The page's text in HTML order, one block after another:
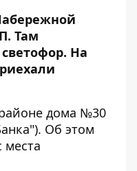
Там
На
дома №30
Об этом